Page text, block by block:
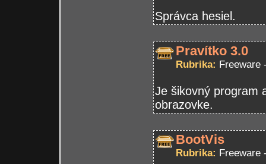
Správca hesiel.
Pravítko 3.0
Rubrika: Freeware
Je šikovný program
obrazovke.
BootVis
Rubrika: Freeware